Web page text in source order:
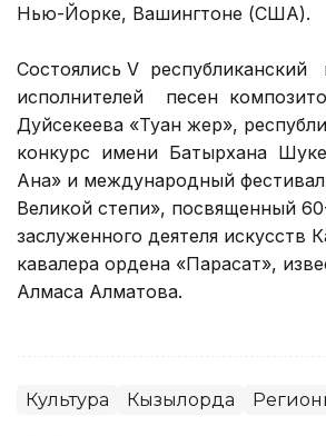
Нью-Йорке, Вашингтоне (США).
Состоялись V республиканский
исполнителей
песен
Дуйсекеева «Туған жер»,
конкурс имени Батырхана
Ана» и международный
Великой степи», посвященный
заслуженного деятеля искусств
кавалера ордена «Парасат»,
Алмаса Алматова.
Культура Кызылорда